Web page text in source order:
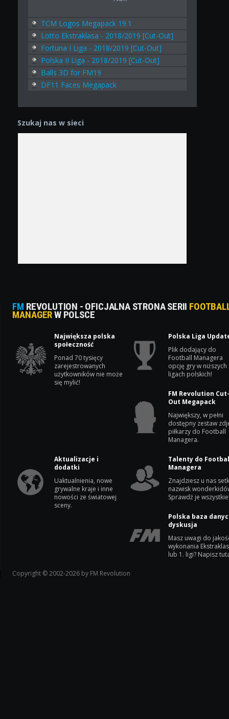
TCM Logos Megapack 19.1
Lotto Ekstraklasa - 2018/2019 [Cut-Out]
Fortuna I Liga - 2018/2019 [Cut-Out]
Polska II Liga - 2018/2019 [Cut-Out]
Balls 3D for FM19
DF11 Faces Megapack
Szukaj nas w sieci
FM REVOLUTION - OFICJALNA STRONA SERII
MANAGERW POLSCE
Największa polska
społeczność
Ponad 70 tysięcy
zarejestrowanych
użytkowników nie może
się mylić!
Polska Liga
Plik dodający do
Football Managera
opcję gry w niższych
ligach polskich!
FM Revolution
Out Megapack
Największy, w pełni
dostępny zestaw
piłkarzy do Football
Managera.
Aktualizacje i
dodatki
Uaktualnienia, nowe
grywalne kraje i inne
nowości ze światowej
sceny.
Talenty do
Managera
Znajdziesz u nas
nazwisk
Sprawdź je
Polska baza
dyskusja
Masz uwagi do
wykonania
lub 1. ligi? Napisz
Copyright © 2002-2026 by FM Revolution